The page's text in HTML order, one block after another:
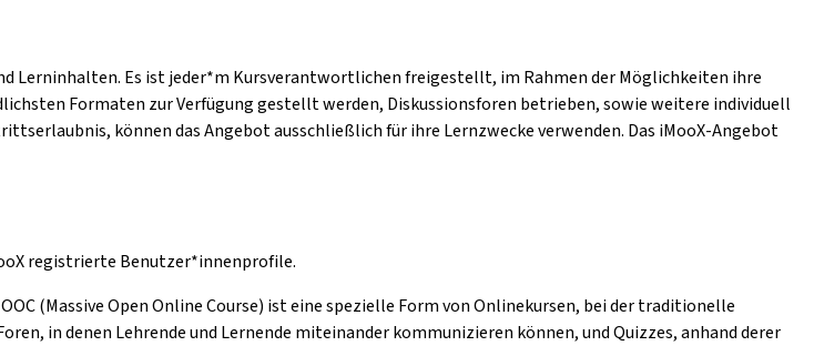
Lerninhalten. Es ist jeder*m Kursverantwortlichen freigestellt, im Rahmen der Möglichkeiten ihre
Formaten zur Verfügung gestellt werden, Diskussionsforen betrieben, sowie weitere individuell
können das Angebot ausschließlich für ihre Lernzwecke verwenden. Das iMooX-Angebot
registrierte Benutzer*innenprofile.
(Massive Open Online Course) ist eine spezielle Form von Onlinekursen, bei der traditionelle
in denen Lehrende und Lernende miteinander kommunizieren können, und Quizzes, anhand derer